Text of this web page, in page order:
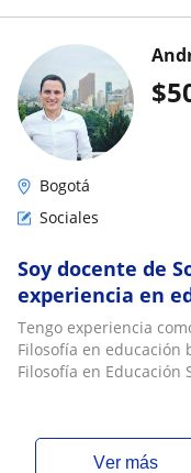
$
Bogotá
Sociales
Soy docente de
experiencia en
superior en
Tengo experiencia
Filosofía en educación
Filosofía en Educación
ver más